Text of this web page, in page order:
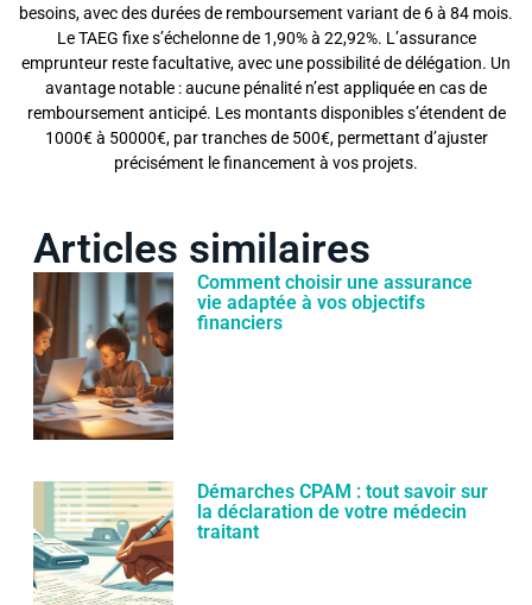
besoins, avec des durées de remboursement variant de 6 à 84 mois.
Le TAEG fixe s’échelonne de 1,90% à 22,92%. L’assurance
emprunteur reste facultative, avec une possibilité de délégation. Un
avantage notable : aucune pénalité n’est appliquée en cas de
remboursement anticipé. Les montants disponibles s’étendent de
1000€ à 50000€, par tranches de 500€, permettant d’ajuster
précisément le financement à vos projets.
Articles similaires
Comment choisir une assurance
vie adaptée à vos objectifs
financiers
Démarches CPAM : tout savoir sur
la déclaration de votre médecin
traitant